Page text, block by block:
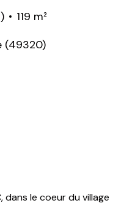
119 m²
(49320)
dans le coeur du village